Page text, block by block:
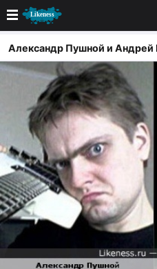
Новые
Лучшие
Голосование
Кандидаты
Случайное сходство 👍
Создать сходство
Для публикации
Александр Пушной и Андрей